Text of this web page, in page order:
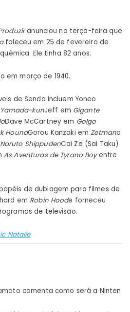
Senda
–
Notícias
anunciou na terça-feira que
faleceu em 25 de fevereiro de
Ele tinha 82 anos.
em março de 1940.
​​de Senda incluem Yoneo
kunJeff em Gigante
Dave McCartney em Golgo
HoundGorou Kanzaki emZetmano
Naruto ShippudenCai Ze (Sai ​​Taku)
As Aventuras de Tyrano Boyentre
de dublagem para filmes de
em Robin Hoode forneceu
de televisão.
Natalie
comenta como será a Ninten